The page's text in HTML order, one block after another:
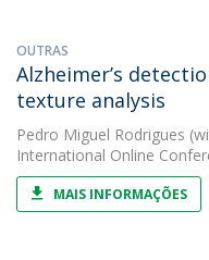
OUTRAS
Alzheimer’s
texture analysis
Pedro Miguel Rodrigues
International Online
MAIS INFORMAÇÕES